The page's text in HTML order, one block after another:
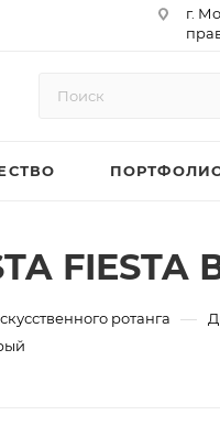
г.
р/сч
ротанга —